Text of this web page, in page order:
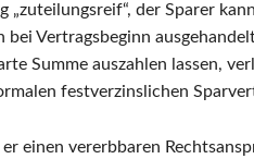
„zuteilungsreif“, der Sparer
bei Vertragsbeginn
Summe auszahlen lassen,
festverzinslichen
einen vererbbaren